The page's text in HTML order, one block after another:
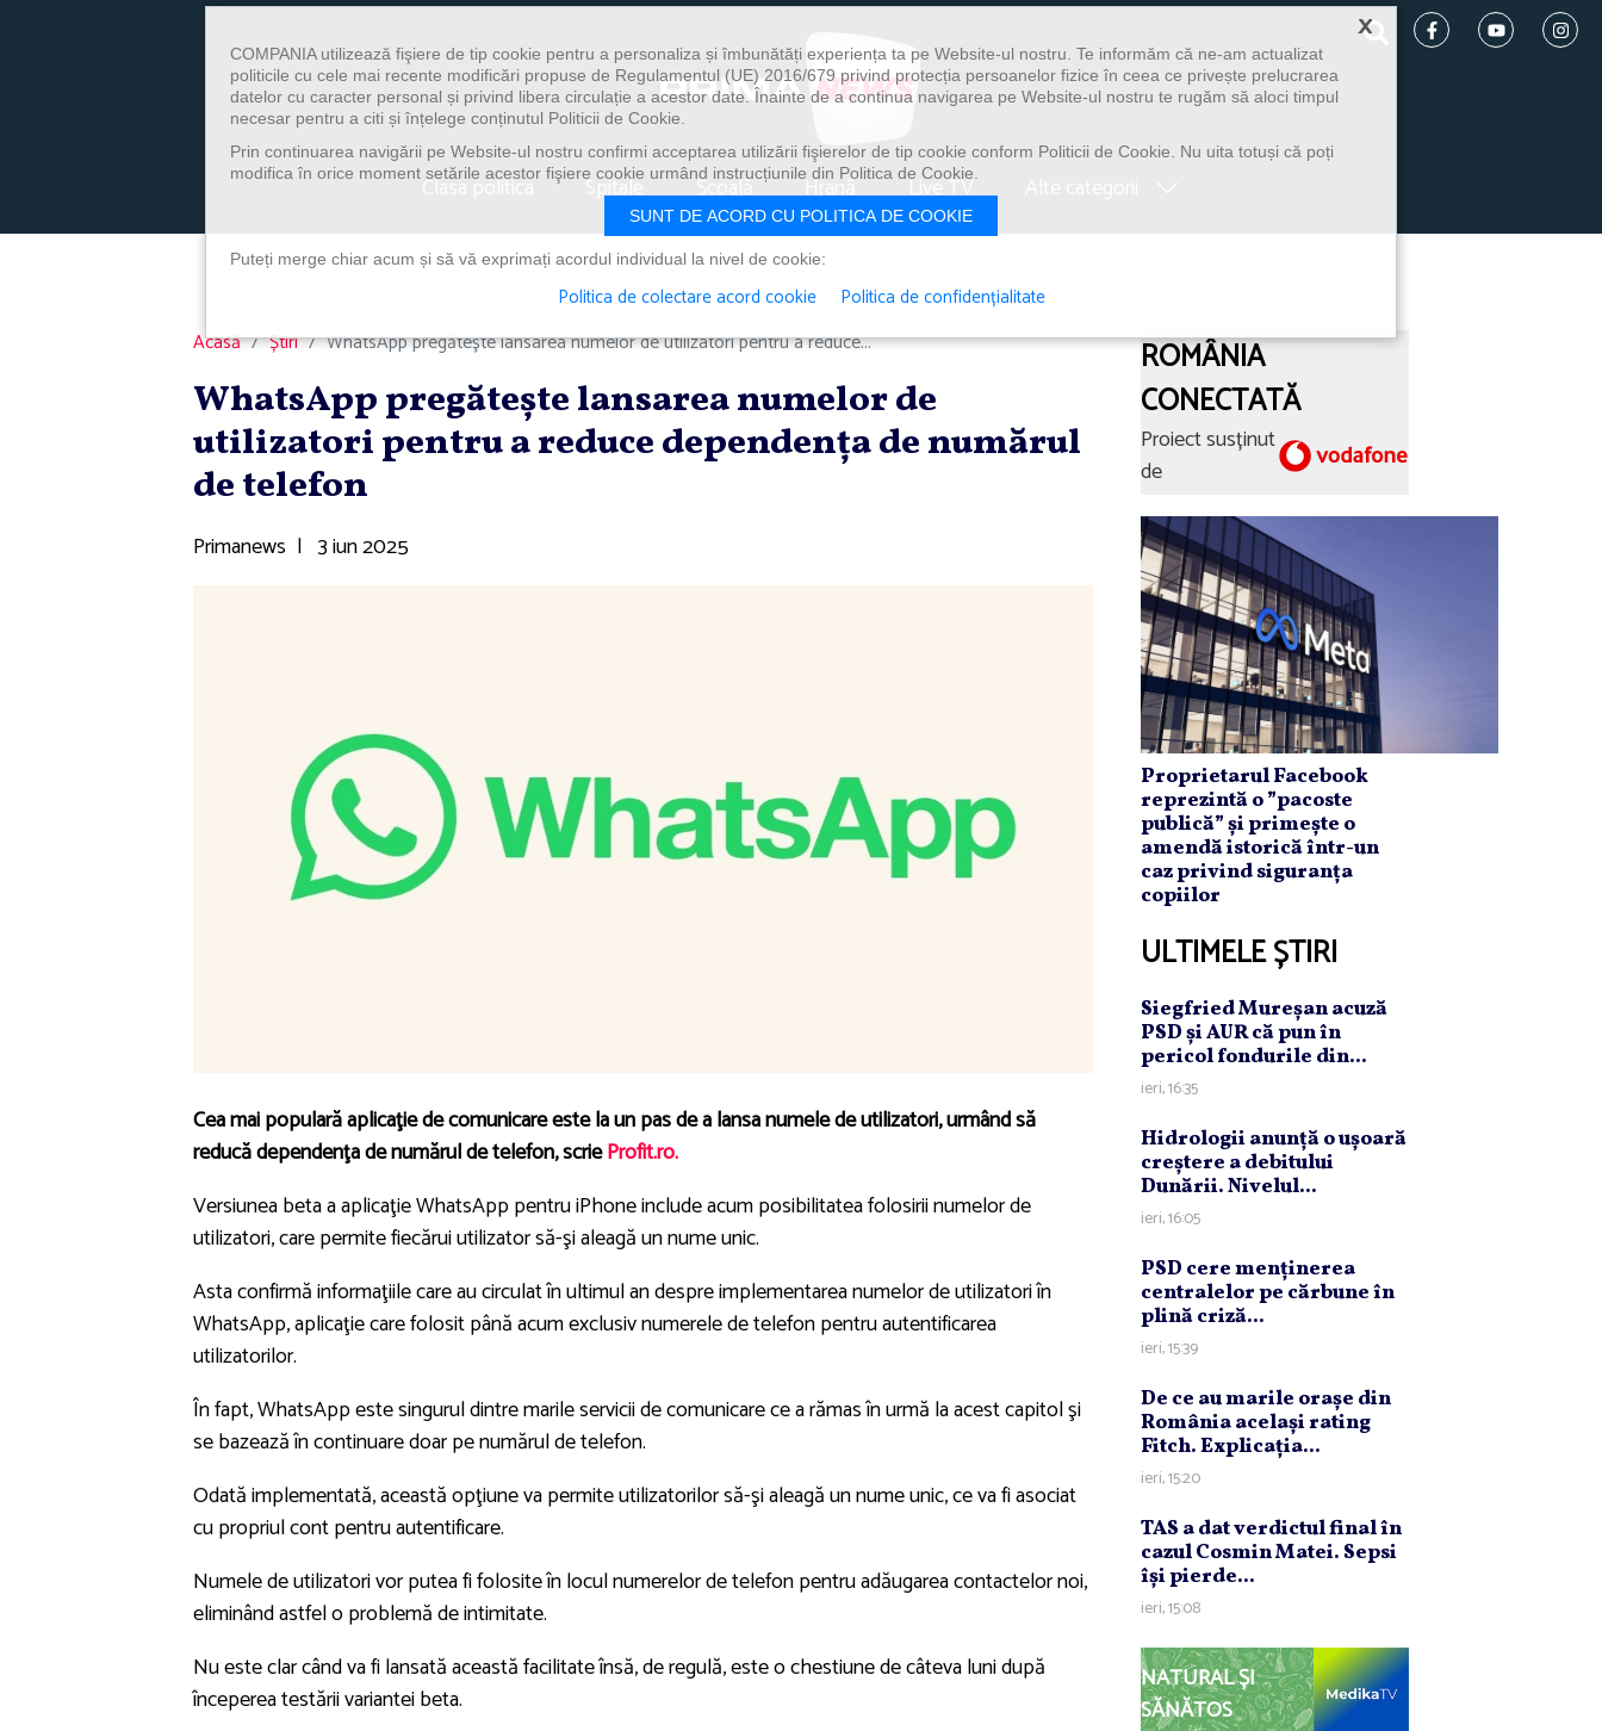
Clasa politica Spitale Școală Hrană Live TV
Acasă Știri WhatsApp pregăteşte lansarea numelor de utilizatori pentru a reduce...
WhatsApp pregăteşte lansarea numelor de
utilizatori pentru a reduce dependenţa de numărul
de telefon
Primanews | 3 iun 2025
Cea mai populară aplicaţie de comunicare este la un pas de a lansa numele de utilizatori, urmând să
reducă dependenţa de numărul de telefon, scrieProfit.ro.
Versiunea beta a aplicaţie WhatsApp pentru iPhone include acum posibilitatea folosirii numelor de
utilizatori, care permite fiecărui utilizator să-şi aleagă un nume unic.
Asta confirmă informaţiile care au circulat în ultimul an despre implementarea numelor de utilizatori în
WhatsApp, aplicaţie care folosit până acum exclusiv numerele de telefon pentru autentificarea
utilizatorilor.
În fapt, WhatsApp este singurul dintre marile servicii de comunicare ce a rămas în urmă la acest capitol şi
se bazează în continuare doar pe numărul de telefon.
Odată implementată, această opţiune va permite utilizatorilor să-şi aleagă un nume unic, ce va fi asociat
cu propriul cont pentru autentificare.
Numele de utilizatori vor putea fi folosite în locul numerelor de telefon pentru adăugarea contactelor noi,
eliminând astfel o problemă de intimitate.
Nu este clar când va fi lansată această facilitate însă, de regulă, este o chestiune de câteva luni după
începerea testării variantei beta.
ROMÂNIA
CONECTATĂ
Proiect susținut
de
Proprietarul Facebook
reprezintă o ”pacoste
publică” și primește o
amendă istorică într-un
caz privind siguranța
copiilor
ULTIMELE ȘTIRI
Siegfried Mureşan acuză
PSD şi AUR că pun în
pericol fondurile din...
ieri, 16:35
Hidrologii anunţă o uşoară
creştere a debitului
Dunării. Nivelul...
ieri, 16:05
PSD cere menţinerea
centralelor pe cărbune în
plină criză...
ieri, 15:39
De ce au marile oraşe din
România acelaşi rating
Fitch. Explicaţia...
ieri, 15:20
TAS a dat verdictul final în
cazul Cosmin Matei. Sepsi
îşi pierde...
ieri, 15:08
NATURAL ȘI
SĂNĂTOS
×
COMPANIA utilizează fişiere de tip cookie pentru a personaliza și îmbunătăți experiența ta pe Website-ul nostru. Te informăm că ne-am actualizat
politicile cu cele mai recente modificări propuse de Regulamentul (UE) 2016/679 privind protecția persoanelor fizice în ceea ce privește prelucrarea
datelor cu caracter personal și privind libera circulație a acestor date. Înainte de a continua navigarea pe Website-ul nostru te rugăm să aloci timpul
necesar pentru a citi și înțelege conținutul Politicii de Cookie.
Prin continuarea navigării pe Website-ul nostru confirmi acceptarea utilizării fişierelor de tip cookie conform Politicii de Cookie. Nu uita totuși că poți
modifica în orice moment setările acestor fişiere cookie urmând instrucțiunile din Politica de Cookie.
SUNT DE ACORD CU POLITICA DE COOKIE
Puteți merge chiar acum și să vă exprimați acordul individual la nivel de cookie:
Politica de colectare acord cookie Politica de confidențialitate